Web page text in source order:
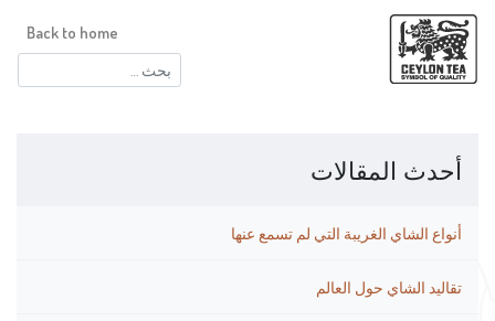
البحث
عن:
Back to home
أحدث المقالات
أنواع الشاي الغريبة التي لم تسمع عنها
تقاليد الشاي حول العالم